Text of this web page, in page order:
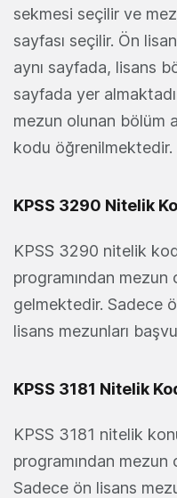
sekmesi seçilir ve
sayfası seçilir. Ön
aynı sayfada, lisans
sayfada yer
mezun olunan bölüm
kodu öğrenilmektedir.
KPSS 3290 Nitelik
KPSS 3290 nitelik
programından mezun
gelmektedir. Sadece
lisans mezunları
KPSS 3181 Nitelik
KPSS 3181 nitelik
programından mezun
Sadece ön lisans